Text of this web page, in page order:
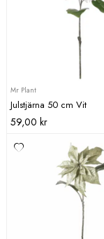
Mr Plant
Julstjärna 50 cm Vit
59,00 kr